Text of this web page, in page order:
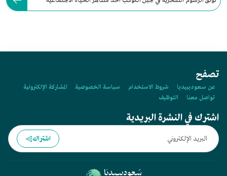
تصفح
عن سعوديبيديا شروط الاستخدام سياسة الخصوصية
المشاركة الإلكترونية
تواصل معنا
التوظيف
اشترك في النشرة البريدية
اشتراك